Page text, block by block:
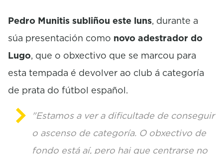
o
d
Pedro Munitis subliñou este luns, durante a
súa presentación como novo adestrador do
Lugo, que o obxectivo que se marcou para
esta tempada é devolver ao club á categoría
de prata do fútbol español.
"Estamos a ver a dificultade de conseguir
o ascenso de categoría. O obxectivo de
fondo está aí, pero hai que centrarse no